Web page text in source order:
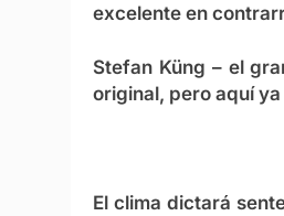
excelente en
Stefan Küng – el
original, pero aquí
El clima dictará